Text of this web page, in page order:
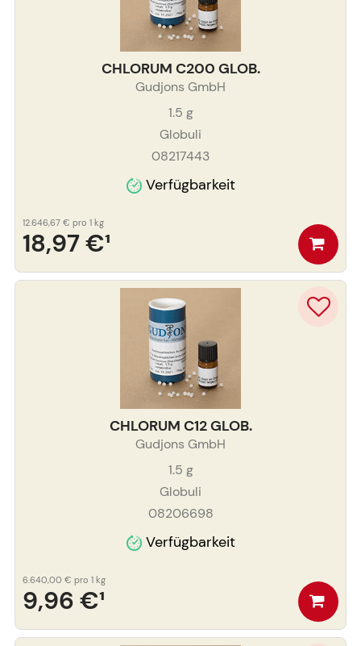
CHLORUM C200 GLOB.
Gudjons GmbH
1.5 g
Globuli
08217443
Verfügbarkeit
18,97 €¹
12.646,67 € pro 1 kg
CHLORUM C12 GLOB.
Gudjons GmbH
1.5 g
Globuli
08206698
Verfügbarkeit
9,96 €¹
6.640,00 € pro 1 kg